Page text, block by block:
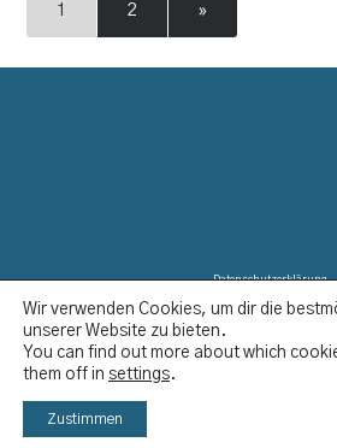
1 2 »
Datenschutzerklärung
Disclaimer
Wir verwenden Cookies, um dir die
unserer Website zu bieten.
You can find out more about which
them off in settings.
Zustimmen